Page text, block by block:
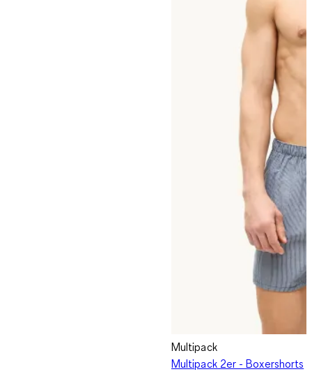
Multipack
Multipack 2er - Boxershorts